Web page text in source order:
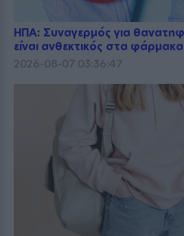
ΗΠΑ: Συναγερμός για
είναι ανθεκτικός στα φάρμακα
2026-08-07 03:36:47